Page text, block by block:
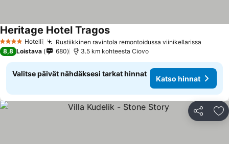
4 Tähtiluokitus
Hotelli Rustiikkinen ravintola remontoidussa viinikellarissa
Heritage Hotel Tragos
8,8 Loistava 680 3.5 km kohteesta Ciovo
Valitse päivät nähdäksesi tarkat hinnat
Katso hinnat
Jaa